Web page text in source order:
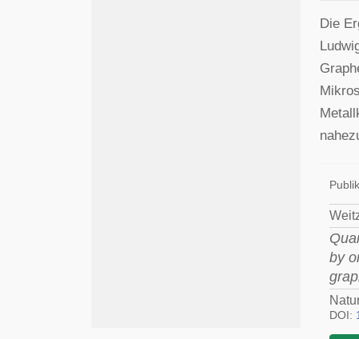
Die
by
DOI: